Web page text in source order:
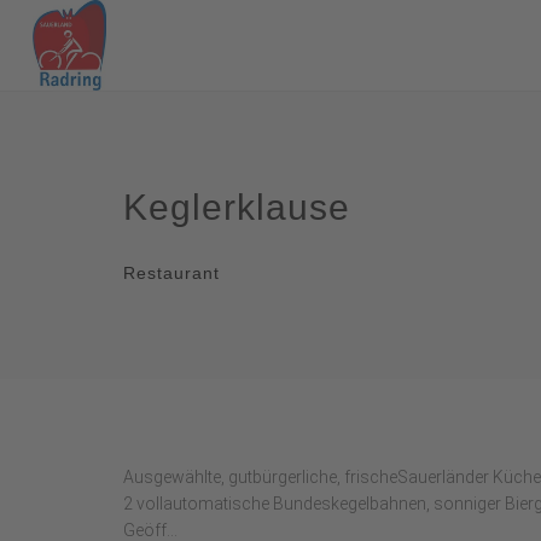
Keglerklause
Restaurant
Ausgewählte, gutbürgerliche, frischeSauerländer Küche.
2 vollautomatische Bundeskegelbahnen, sonniger
Geöff...